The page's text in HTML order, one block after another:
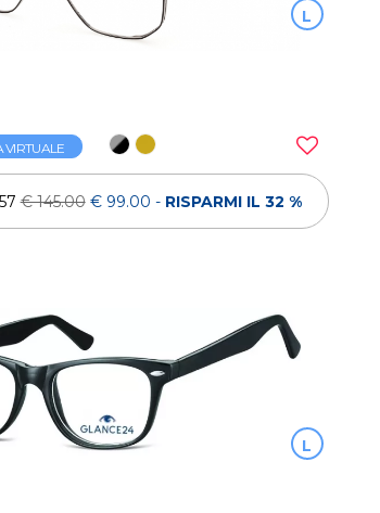
L
VIRTUALE
€ 145.00 € 99.00 - RISPARMI IL 32 %
L